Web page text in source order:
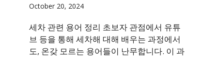
October 20, 2024
세차 관련 용어 정리 초보자 관점에서 유튜
브 등을 통해 세차해 대해 배우는 과정에서
도, 온갖 모르는 용어들이 난무합니다. 이 과